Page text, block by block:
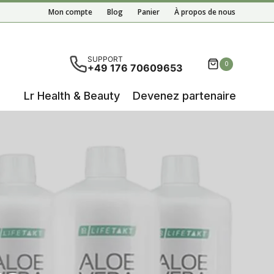
Mon compte Blog Panier À propos de nous
de l'auto-complétion sont disponibles, utilisez
SUPPORT
+49 176 70609653 0
Lr Health & Beauty Devenez partenaire